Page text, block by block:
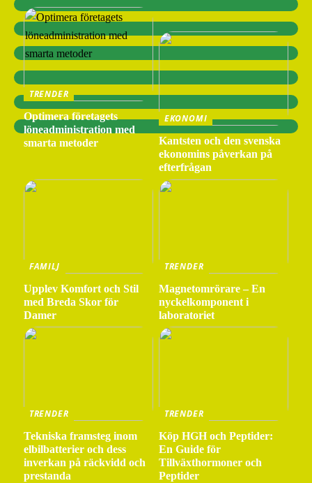
TRENDER
Optimera företagets
löneadministration med
smarta metoder
EKONOMI
Kantsten och den svenska
ekonomins påverkan på
efterfrågan
FAMILJ
Upplev Komfort och Stil
med Breda Skor för
Damer
TRENDER
Magnetomrörare – En
nyckelkomponent i
laboratoriet
TRENDER
Tekniska framsteg inom
elbilbatterier och dess
inverkan på räckvidd och
prestanda
TRENDER
Köp HGH och Peptider:
En Guide för
Tillväxthormoner och
Peptider